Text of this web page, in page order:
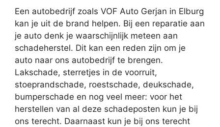
Een autobedrijf zoals VOF Auto Gerjan in Elburg
kan je uit de brand helpen. Bij een reparatie aan
je auto denk je waarschijnlijk meteen aan
schadeherstel. Dit kan een reden zijn om je
auto naar ons autobedrijf te brengen.
Lakschade, sterretjes in de voorruit,
stoeprandschade, roestschade, deukschade,
bumperschade en nog veel meer: voor het
herstellen van al deze schadeposten kun je bij
ons terecht. Daarnaast kun je bij ons terecht